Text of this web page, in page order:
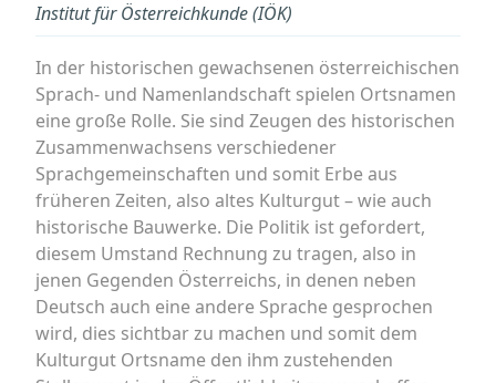
Institut für Österreichkunde (IÖK)
In der historischen gewachsenen österreichischen
Sprach- und Namenlandschaft spielen Ortsnamen
eine große Rolle. Sie sind Zeugen des historischen
Zusammenwachsens verschiedener
Sprachgemeinschaften und somit Erbe aus
früheren Zeiten, also altes Kulturgut – wie auch
historische Bauwerke. Die Politik ist gefordert,
diesem Umstand Rechnung zu tragen, also in
jenen Gegenden Österreichs, in denen neben
Deutsch auch eine andere Sprache gesprochen
wird, dies sichtbar zu machen und somit dem
Kulturgut Ortsname den ihm zustehenden